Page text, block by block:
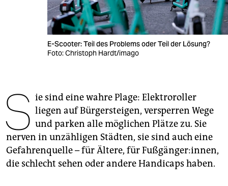
fragen & hilfe
unterstützen
E-Scooter: Teil des Problems oder Teil der Lösung?
Foto: Christoph Hardt/imago
S ie sind eine wahre Plage: Elektroroller
liegen auf Bürgersteigen, versperren Wege
und parken alle möglichen Plätze zu. Sie
nerven in unzähligen Städten, sie sind auch eine
Gefahrenquelle – für Ältere, für Fußgänger:innen,
die schlecht sehen oder andere Handicaps haben.